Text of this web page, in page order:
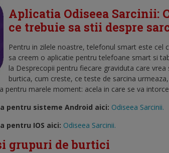
Aplicatia Odiseea Sarcinii:
ce trebuie sa stii despre
Pentru in zilele noastre, telefonul smart este
sa creem o aplicatie pentru telefoane smart si
la Desprecopii pentru fiecare graviduta care
burtica, cum creste, ce teste de sarcina
pentru marele moment: acela in care se va
pentru sisteme Android aici: Odiseea Sarcinii.
pentru IOS aici: Odiseea Sarcinii.
grupuri de burtici